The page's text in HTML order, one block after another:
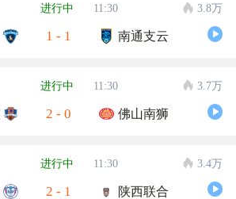
进行中 11:30 3.8万
1 - 1 南通支云
进行中 11:30 3.7万
2 - 0 佛山南狮
进行中 11:30 3.4万
2 - 1 陕西联合